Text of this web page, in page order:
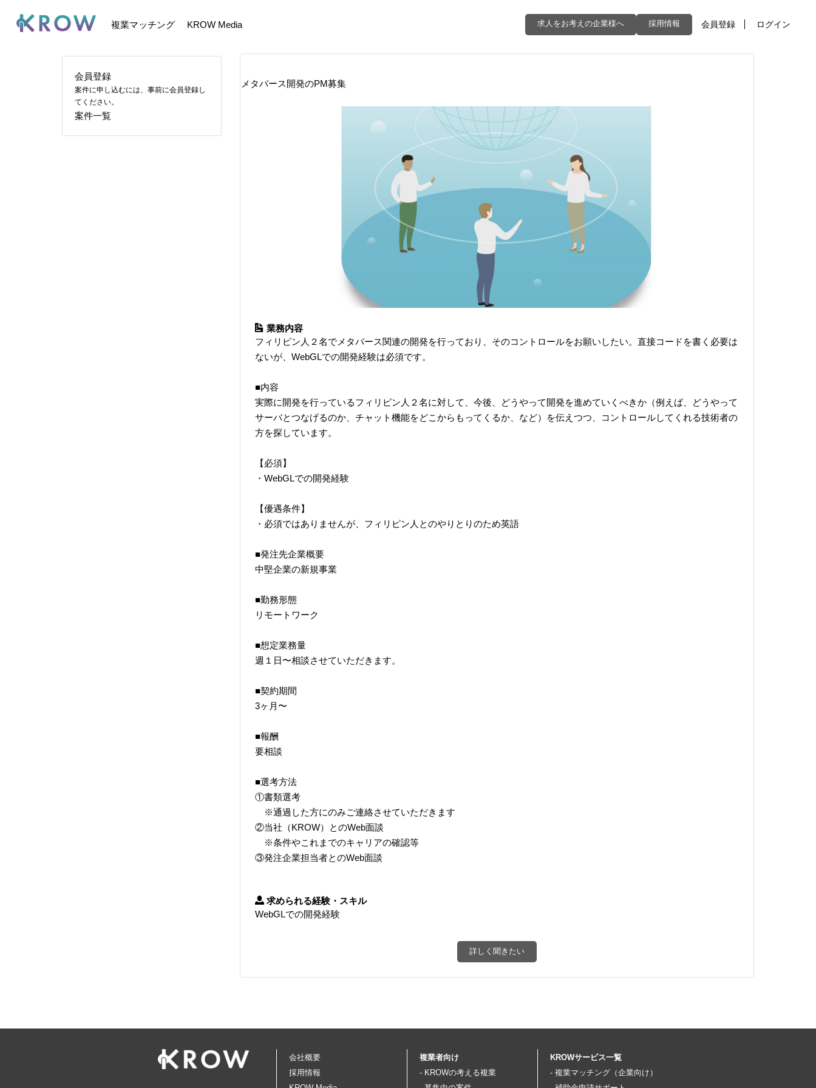
複業マッチング KROW Media 求人をお考えの企業様へ 採用情報 会員登録 ログイン
会員登録
案件に申し込むには、事前に会員登録し
てください。
案件一覧
メタバース開発のPM募集
業務内容
フィリピン人２名でメタバース関連の開発を行っており、そのコントロールをお願いしたい。直接コードを書く必要は
ないが、WebGLでの開発経験は必須です。
■内容
実際に開発を行っているフィリピン人２名に対して、今後、どうやって開発を進めていくべきか（例えば、どうやって
サーバとつなげるのか、チャット機能をどこからもってくるか、など）を伝えつつ、コントロールしてくれる技術者の
方を探しています。
【必須】
・WebGLでの開発経験
【優遇条件】
・必須ではありませんが、フィリピン人とのやりとりのため英語
■発注先企業概要
中堅企業の新規事業
■勤務形態
リモートワーク
■想定業務量
週１日〜相談させていただきます。
■契約期間
3ヶ月〜
■報酬
要相談
■選考方法
①書類選考
※通過した方にのみご連絡させていただきます
②当社（KROW）とのWeb面談
※条件やこれまでのキャリアの確認等
③発注企業担当者とのWeb面談
求められる経験・スキル
WebGLでの開発経験
詳しく聞きたい
会社概要
採用情報
複業者向け
- KROWの考える複業
KROWサービス一覧
- 複業マッチング（企業向け）